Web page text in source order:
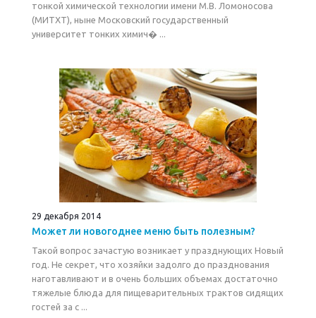
тонкой химической технологии имени М.В. Ломоносова
(МИТХТ), ныне Московский государственный
университет тонких химич� ...
29 декабря 2014
Может ли новогоднее меню быть полезным?
Такой вопрос зачастую возникает у празднующих Новый
год. Не секрет, что хозяйки задолго до празднования
наготавливают и в очень больших объемах достаточно
тяжелые блюда для пищеварительных трактов сидящих
гостей за с ...